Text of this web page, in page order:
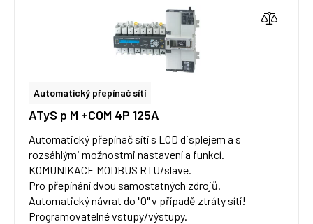
Automatický přepínač sítí
ATyS p M +COM 4P 125A
Automatický přepínač sítí s LCD displejem a s
rozsáhlými možnostmi nastavení a funkcí.
KOMUNIKACE MODBUS RTU/slave.
Pro přepínání dvou samostatných zdrojů.
Automatický návrat do "0" v případě ztráty sítí!
Programovatelné vstupy/výstupy.